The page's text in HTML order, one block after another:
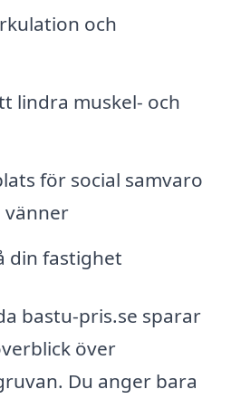
och
lindra muskel- och
för social samvaro
vänner
din fastighet
bastu-pris.se sparar
över
Du anger bara